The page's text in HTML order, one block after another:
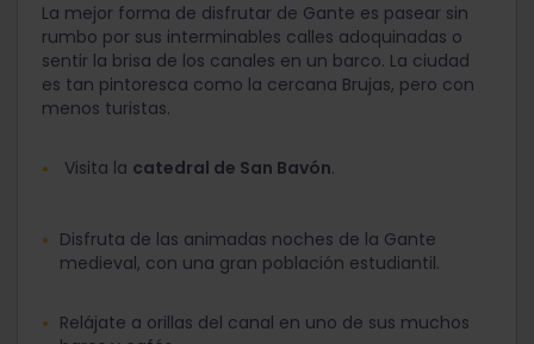
La mejor forma de disfrutar de Gante es pasear sin
rumbo por sus interminables calles adoquinadas o
sentir la brisa de los canales en un barco. La ciudad
es tan pintoresca como la cercana Brujas, pero con
menos turistas.
Visita la catedral de San Bavón.
Disfruta de las animadas noches de la Gante
medieval, con una gran población estudiantil.
Relájate a orillas del canal en uno de sus muchos